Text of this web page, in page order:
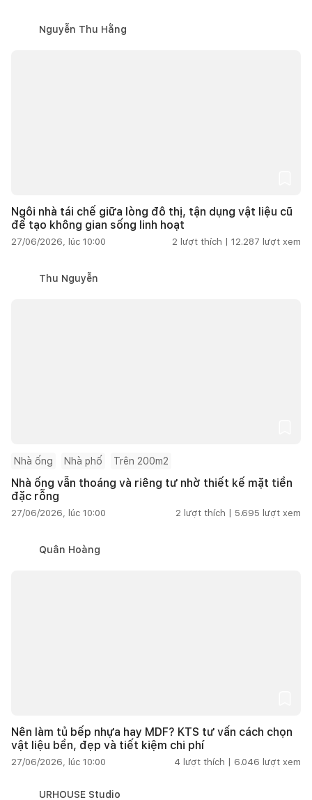
Nguyễn Thu Hằng
Ngôi nhà tái chế giữa lòng đô thị, tận dụng vật liệu cũ
để tạo không gian sống linh hoạt
27/06/2026, lúc 10:00 2 lượt thích | 12.287 lượt xem
Thu Nguyễn
Nhà ống Nhà phố Trên 200m2
Nhà ống vẫn thoáng và riêng tư nhờ thiết kế mặt tiền
đặc rỗng
27/06/2026, lúc 10:00 2 lượt thích | 5.695 lượt xem
Quân Hoàng
Nên làm tủ bếp nhựa hay MDF? KTS tư vấn cách chọn
vật liệu bền, đẹp và tiết kiệm chi phí
27/06/2026, lúc 10:00 4 lượt thích | 6.046 lượt xem
URHOUSE Studio